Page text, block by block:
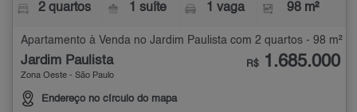
2 quartos 1 suíte 1 vaga 98 m²
Apartamento à Venda no Jardim Paulista com 2 quartos - 98 m²
Jardim Paulista
Zona Oeste - São Paulo
Endereço no círculo do mapa
R$ 1.685.000